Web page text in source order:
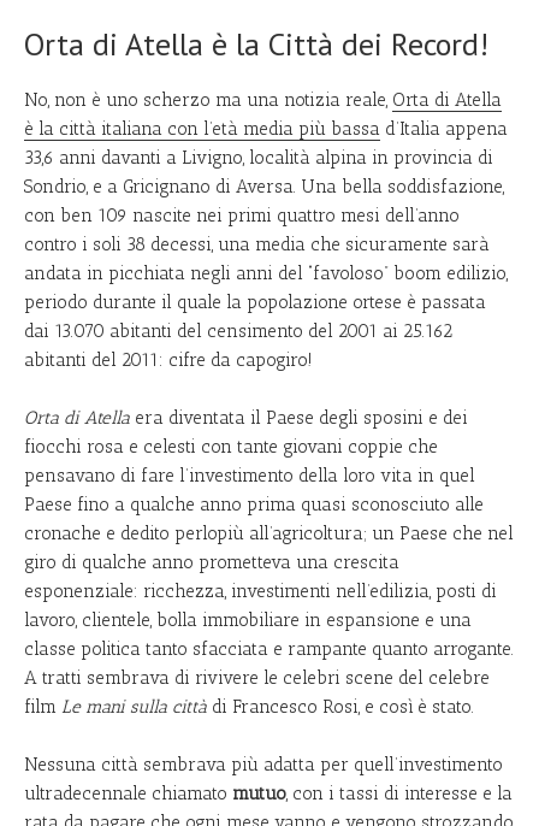
Orta di Atella è la Città dei Record!
No, non è uno scherzo ma una notizia reale, Orta di Atella
è la città italiana con l’età media più bassa d’Italia appena
33,6 anni davanti a Livigno, località alpina in provincia di
Sondrio, e a Gricignano di Aversa. Una bella soddisfazione,
con ben 109 nascite nei primi quattro mesi dell’anno
contro i soli 38 decessi, una media che sicuramente sarà
andata in picchiata negli anni del “favoloso” boom edilizio,
periodo durante il quale la popolazione ortese è passata
dai 13.070 abitanti del censimento del 2001 ai 25.162
abitanti del 2011: cifre da capogiro!
Orta di Atella era diventata il Paese degli sposini e dei
fiocchi rosa e celesti con tante giovani coppie che
pensavano di fare l’investimento della loro vita in quel
Paese fino a qualche anno prima quasi sconosciuto alle
cronache e dedito perlopiù all’agricoltura; un Paese che nel
giro di qualche anno prometteva una crescita
esponenziale: ricchezza, investimenti nell’edilizia, posti di
lavoro, clientele, bolla immobiliare in espansione e una
classe politica tanto sfacciata e rampante quanto arrogante.
A tratti sembrava di rivivere le celebri scene del celebre
film Le mani sulla città di Francesco Rosi, e così è stato.
Nessuna città sembrava più adatta per quell’investimento
ultradecennale chiamato mutuo , con i tassi di interesse e la